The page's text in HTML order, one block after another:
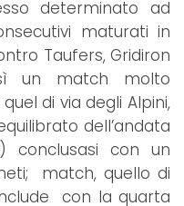
determinato ad
maturati in
Taufers, Gridiron
un match molto
di via degli Alpini,
dell’andata
conclusasi con un
match, quello di
con la quarta